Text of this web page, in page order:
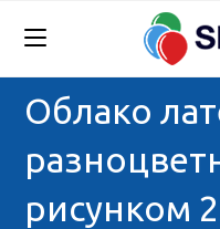
Облако
рисунком